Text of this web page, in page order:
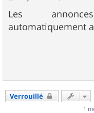
s
s
a
Les
automatiquement
Verrouillé
1